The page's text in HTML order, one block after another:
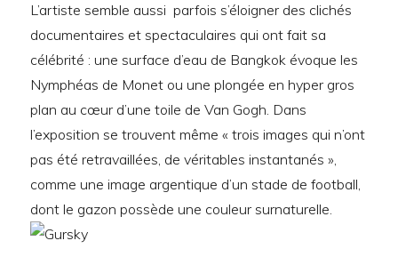
L’artiste semble aussi parfois s’éloigner des clichés
documentaires et spectaculaires qui ont fait sa
célébrité : une surface d’eau de Bangkok évoque les
Nymphéas de Monet ou une plongée en hyper gros
plan au cœur d’une toile de Van Gogh. Dans
l’exposition se trouvent même « trois images qui n’ont
pas été retravaillées, de véritables instantanés »,
comme une image argentique d’un stade de football,
dont le gazon possède une couleur surnaturelle.